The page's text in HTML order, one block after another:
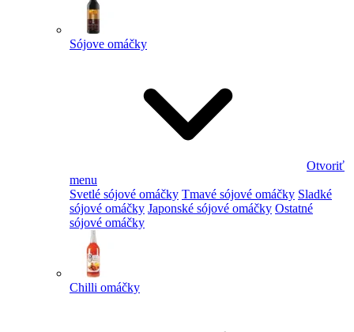
Sójove omáčky
Otvoriť
menu
Svetlé sójové omáčky Tmavé sójové omáčky Sladké
sójové omáčky Japonské sójové omáčky Ostatné
sójové omáčky
Chilli omáčky